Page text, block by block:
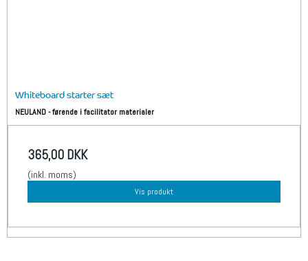
Whiteboard starter sæt
NEULAND - førende i facilitator materialer
365,00 DKK
(inkl. moms)
Vis produkt